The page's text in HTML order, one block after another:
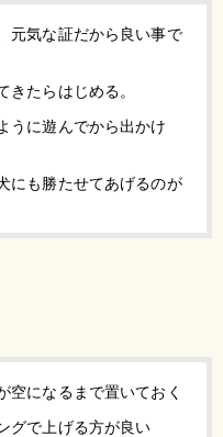
元気な証だから良い事で
きたらはじめる。
うに遊んでから出かけ
にも勝たせてあげるのが
空になるまで置いておく
グで上げる方が良い